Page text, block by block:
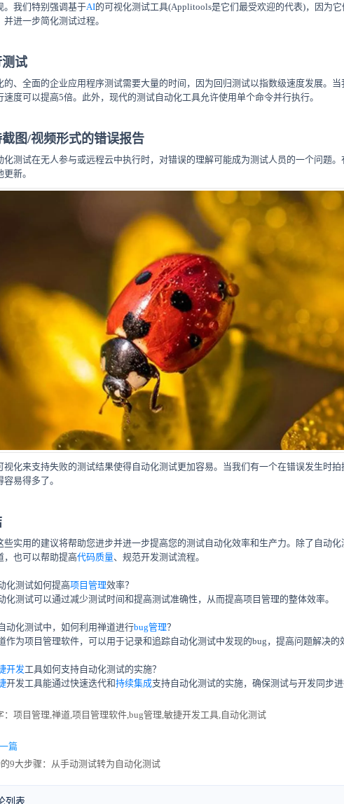
。我们特别强调基于AI的可视化测试工具(Applitools是它们最受欢迎的代表)，因为
并进一步简化测试过程。
试
的、全面的企业应用程序测试需要大量的时间，因为回归测试以指数级速度发展。
速度可以提高5倍。此外，现代的测试自动化工具允许使用单个命令并行执行。
图/视频形式的错误报告
化测试在无人参与或远程云中执行时，对错误的理解可能成为测试人员的一个问题
新。
视化来支持失败的测试结果使得自动化测试更加容易。当我们有一个在错误发生时
容易得多了。
些实用的建议将帮助您进步并进一步提高您的测试自动化效率和生产力。除了自动
，也可以帮助提高代码质量、规范开发测试流程。
化测试如何提高项目管理效率？
化测试可以通过减少测试时间和提高测试准确性，从而提高项目管理的整体效率。
动化测试中，如何利用禅道进行bug管理？
作为项目管理软件，可以用于记录和追踪自动化测试中发现的bug，提高问题解决的
开发工具如何支持自动化测试的实施？
开发工具能通过快速迭代和持续集成支持自动化测试的实施，确保测试与开发同步进
：项目管理,禅道,项目管理软件,bug管理,敏捷开发工具,自动化测试
篇
9大步骤：从手动测试转为自动化测试
列表